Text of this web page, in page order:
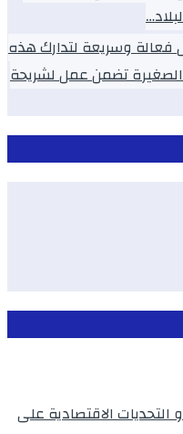
فعالة وسريعة لتدارك هذه
الصغيرة تضمن عمل لشريحة
التحديات الاقتصادية على